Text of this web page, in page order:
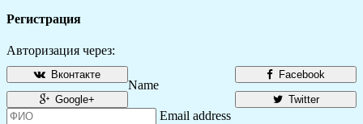
Регистрация
Авторизация через:
Facebook
Вконтакте
Twitter
Google+
Name
Email address